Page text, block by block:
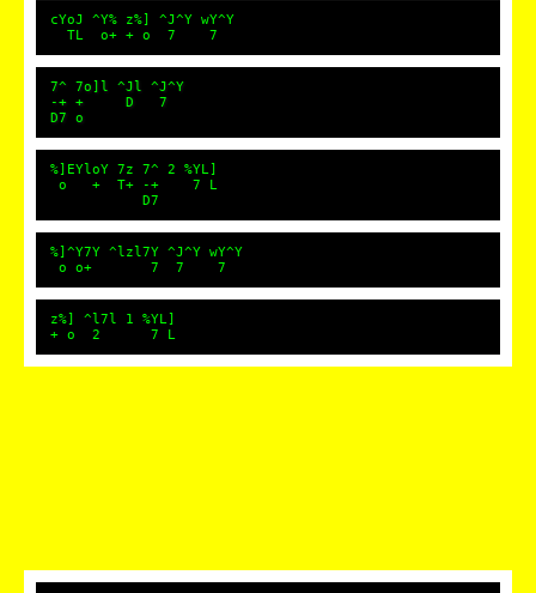
cYoJ ^Y% z%] ^J^Y wY^Y
TL o+ + o 7 7
7^ 7o]l ^Jl ^J^Y
-+ + D 7
D7 o
%]EYloY 7z 7^ 2 %YL]
o + T+ -+ 7 L
D7
%]^Y7Y ^lzl7Y ^J^Y wY^Y
o o+ 7 7 7
z%] ^l7l 1 %YL]
+ o 2 7 L